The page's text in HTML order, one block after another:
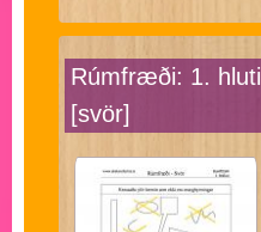
Rúmfræði: 1. hluti
[svör]